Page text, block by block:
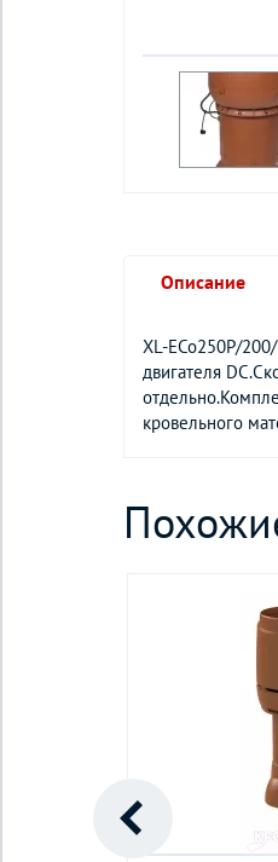
Описание
XL-ECo250Р/
двигателя
кровельного